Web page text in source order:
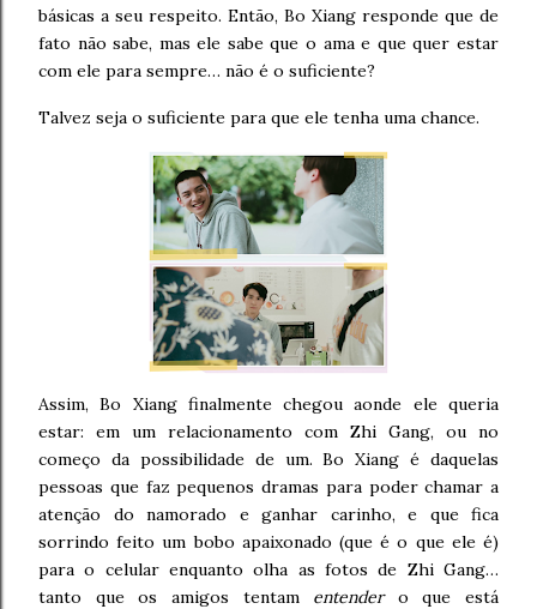
básicas a seu respeito. Então, Bo Xiang responde que de
fato não sabe, mas ele sabe que o ama e que quer estar
com ele para sempre… não é o suficiente?
Talvez seja o suficiente para que ele tenha uma chance.
Assim, Bo Xiang finalmente chegou aonde ele queria
estar: em um relacionamento com Zhi Gang, ou no
começo da possibilidade de um. Bo Xiang é daquelas
pessoas que faz pequenos dramas para poder chamar a
atenção do namorado e ganhar carinho, e que fica
sorrindo feito um bobo apaixonado (que é o que ele é)
para o celular enquanto olha as fotos de Zhi Gang…
tanto que os amigos tentam entendero que está